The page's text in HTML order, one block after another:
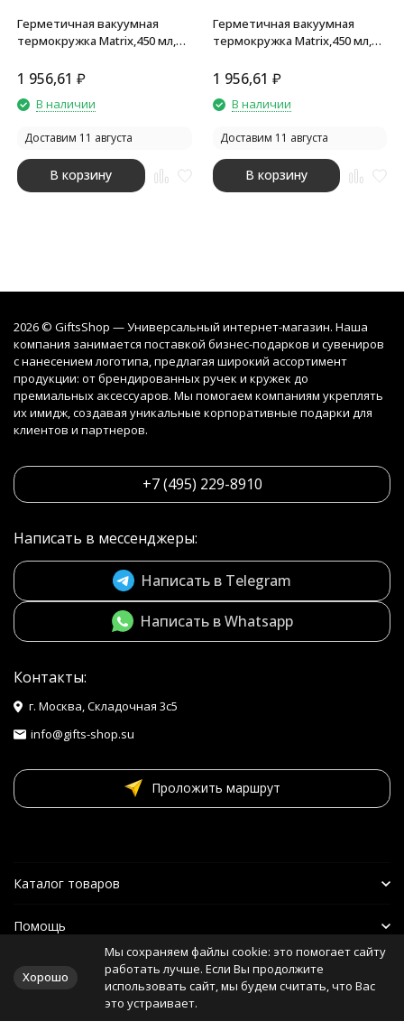
Герметичная вакуумная
термокружка Matrix,450 мл,
1 956,61 ₽
В наличии
Доставим 11 августа
В корзину
Герметичная вакуумная
термокружка Matrix,450 мл,
1 956,61 ₽
В наличии
Доставим 11 августа
В корзину
2026 © GiftsShop — Универсальный интернет-магазин. Наша
компания занимается поставкой бизнес-подарков и сувениров
с нанесением логотипа, предлагая широкий ассортимент
продукции: от брендированных ручек и кружек до
премиальных аксессуаров. Мы помогаем компаниям укреплять
их имидж, создавая уникальные корпоративные подарки для
клиентов и партнеров.
+7 (495) 229-8910
Написать в мессенджеры:
Написать в Telegram
Написать в Whatsapp
Контакты:
г. Москва, Складочная 3с5
info@gifts-shop.su
Проложить маршрут
Каталог товаров
Помощь
Наши друзья
Политика персональных данных
Хорошо
Мы сохраняем файлы cookie: это помогает сайту
работать лучше. Если Вы продолжите
использовать сайт, мы будем считать, что Вас
это устраивает.